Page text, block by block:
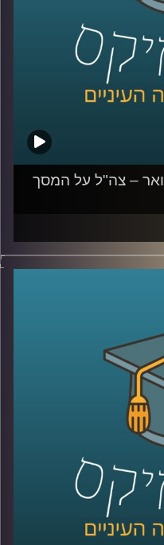
– צה"ל על המסך
בפרס הסדרה הטובה
את הלוחמים בצה"ל באור
יחסי הצבא והחברה
צה"ל בתרבות
–